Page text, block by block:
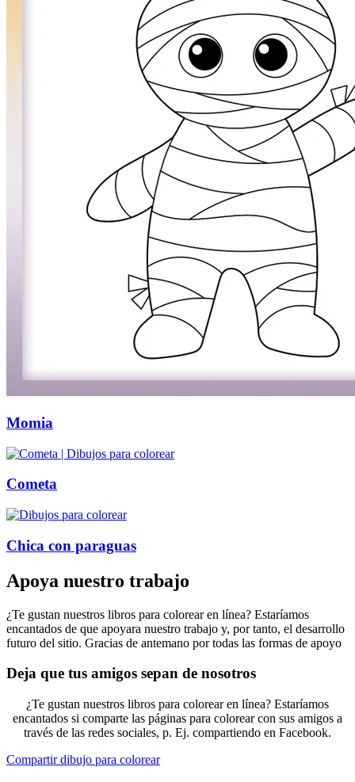
Momia
Cometa
Chica con paraguas
Apoya nuestro trabajo
¿Te gustan nuestros libros para colorear en línea? Estaríamos
encantados de que apoyara nuestro trabajo y, por tanto, el desarrollo
futuro del sitio. Gracias de antemano por todas las formas de apoyo
Deja que tus amigos sepan de nosotros
¿Te gustan nuestros libros para colorear en línea? Estaríamos
encantados si comparte las páginas para colorear con sus amigos a
través de las redes sociales, p. Ej. compartiendo en Facebook.
Compartir dibujo para colorear